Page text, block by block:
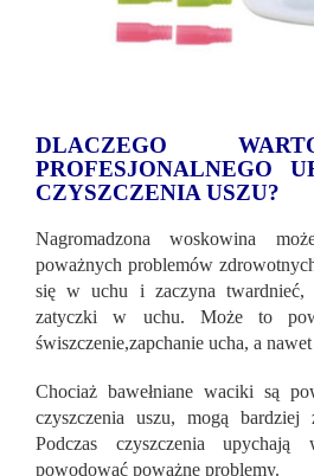
DLACZEGO
PROFESJONALNEGO
CZYSZCZENIA USZU?
Nagromadzona woskowina
poważnych problemów
się w uchu i zaczyna
zatyczki w uchu. Może to
świszczenie,zapchanie ucha, a nawet
Chociaż bawełniane waciki są
czyszczenia uszu, mogą bardziej
Podczas czyszczenia
powodować poważne problemy.